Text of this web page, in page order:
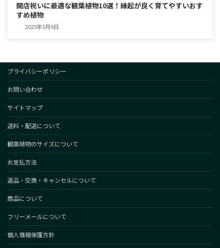
開店祝いに最適な観葉植物10選！縁起が良く育てやすいおす
すめ植物
2025年3月9日
プライバシーポリシー
お問い合わせ
サイトマップ
送料・配送について
観葉植物のサイズについて
お支払方法
返品・交換・キャンセルについて
商品について
フリーメールについて
個人情報保護方針